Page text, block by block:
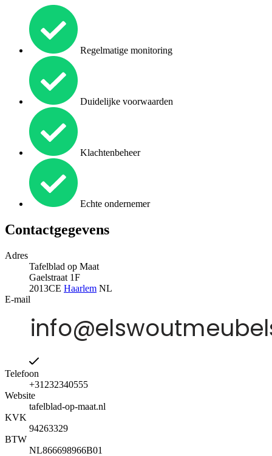
Regelmatige monitoring
Duidelijke voorwaarden
Klachtenbeheer
Echte ondernemer
Contactgegevens
Adres
Tafelblad op Maat
Gaelstraat 1F
2013CE Haarlem NL
E-mail
Telefoon
+31232340555
Website
tafelblad-op-maat.nl
KVK
94263329
BTW
NL866698966B01